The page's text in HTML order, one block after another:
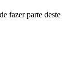
fazer parte deste